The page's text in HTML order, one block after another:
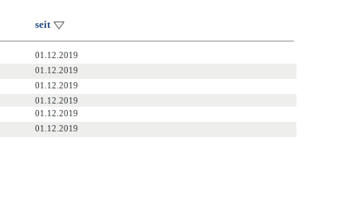
seit
01.12.2019
01.12.2019
01.12.2019
01.12.2019
01.12.2019
01.12.2019